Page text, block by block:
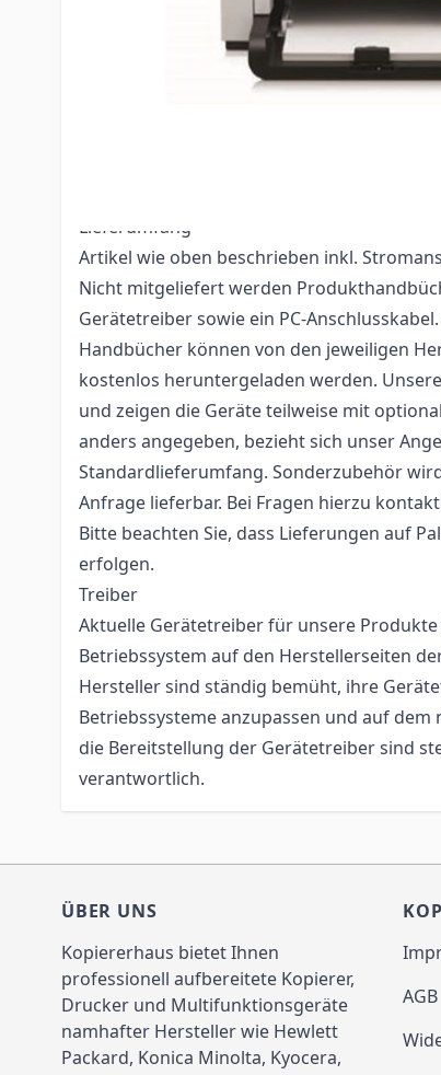
Sofern nicht anders angegeben, handelt
Artikeln um hochwertige Gebrauchtgeräte.
unsere Techniker einzeln geprüft und
Lieferumfang
Artikel wie oben beschrieben inkl.
Nicht mitgeliefert werden
Gerätetreiber sowie ein PC-
Handbücher können von den jeweiligen
kostenlos heruntergeladen werden.
und zeigen die Geräte teilweise mit
anders angegeben, bezieht sich unser
Standardlieferumfang. Sonderzubehör
Anfrage lieferbar. Bei Fragen hierzu
Bitte beachten Sie, dass Lieferungen auf
erfolgen.
Treiber
Aktuelle Gerätetreiber für unsere
Betriebssystem auf den Herstellerseiten
Hersteller sind ständig bemüht, ihre
Betriebssysteme anzupassen und auf dem
die Bereitstellung der Gerätetreiber sind
verantwortlich.
ÜBER UNS
Kopiererhaus bietet Ihnen
professionell aufbereitete Kopierer,
Drucker und Multifunktionsgeräte
namhafter Hersteller wie Hewlett
Packard, Konica Minolta, Kyocera,
AGB